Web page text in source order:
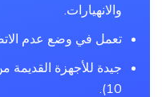
والانهيارات.
تعمل في وضع عدم
10).